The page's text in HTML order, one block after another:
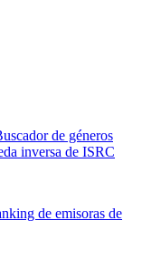
de géneros
inversa de ISRC
de emisoras de